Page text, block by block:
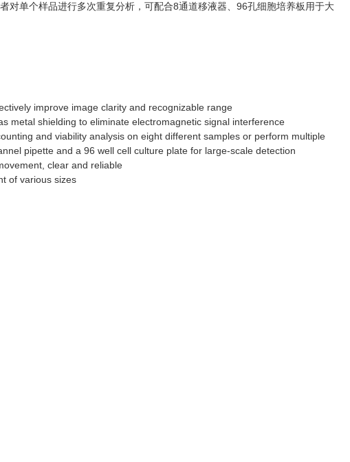
对单个样品进行多次重复分析，可配合8通道移液器、96孔细胞培养板用于大
improve image clarity and recognizable range
metal shielding to eliminate electromagnetic signal interference
and viability analysis on eight different samples or perform multiple
pipette and a 96 well cell culture plate for large-scale detection
clear and reliable
of various sizes